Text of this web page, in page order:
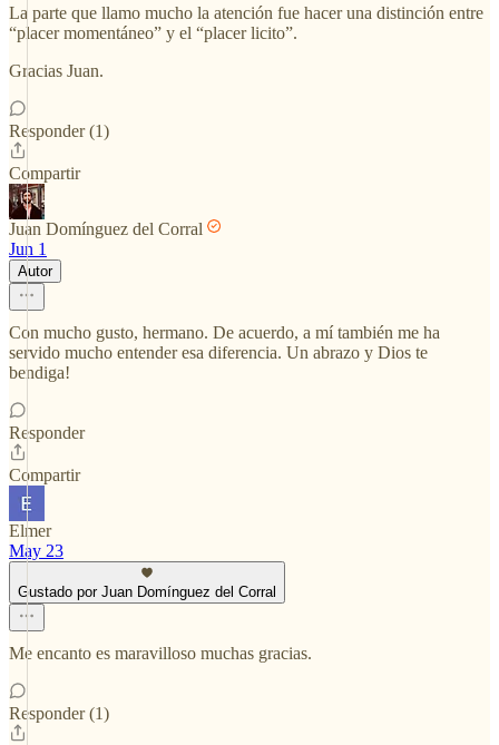
La parte que llamo mucho la atención fue hacer una distinción entre
“placer momentáneo” y el “placer licito”.
Gracias Juan.
Responder (1)
Compartir
Juan Domínguez del Corral
Jun 1
Autor
Con mucho gusto, hermano. De acuerdo, a mí también me ha
servido mucho entender esa diferencia. Un abrazo y Dios te
bendiga!
Responder
Compartir
Elmer
May 23
Gustado por Juan Domínguez del Corral
Me encanto es maravilloso muchas gracias.
Responder (1)